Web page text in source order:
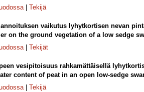
| Tekijä
vaikutus lyhytkortisen nevan
on the ground vegetation of a low sedge
| Tekijät
vesipitoisuus rahkamättäisellä
content of peat in an open low-sedge
| Tekijä